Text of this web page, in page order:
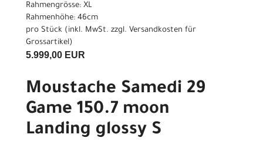
Rahmengrösse: XL
Rahmenhöhe: 46cm
pro Stück (inkl. MwSt. zzgl. Versandkosten für
Grossartikel)
5.999,00 EUR
Moustache Samedi 29
Game 150.7 moon
Landing glossy S